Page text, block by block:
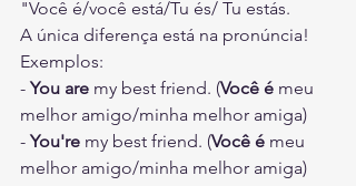
"Você é/você está/Tu és/ Tu estás.
A única diferença está na pronúncia!
Exemplos:
- You are my best friend. (Você é meu
melhor amigo/minha melhor amiga)
- You're my best friend. (Você é meu
melhor amigo/minha melhor amiga)